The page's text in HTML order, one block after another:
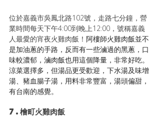
位於嘉義市吳鳳北路102號，走路七分鐘，營
業時間每天下午4:00到晚上12:00，號稱嘉義
人最愛的宵夜火雞肉飯！ 阿樓師火雞肉飯並不
是加油蔥的手路，反而有一些滷過的黑蔥，口
味較濃郁，滷肉飯也用這個降量，非常好吃。
涼菜選擇多，但湯品更受歡迎，下水湯及味增
湯、豬血腸子湯，用料非常豐富，湯頭偏甜，
有台南的感覺。
7.檜町火雞肉飯